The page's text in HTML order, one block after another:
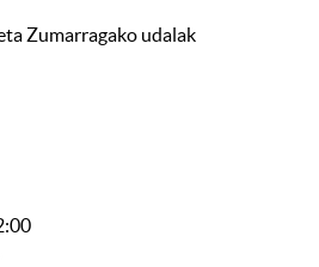
Zumarragako udalak